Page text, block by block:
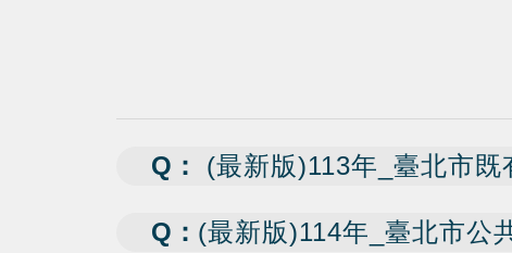
Q： (最新版)113年_臺北市
Q： (最新版)114年_臺北市公